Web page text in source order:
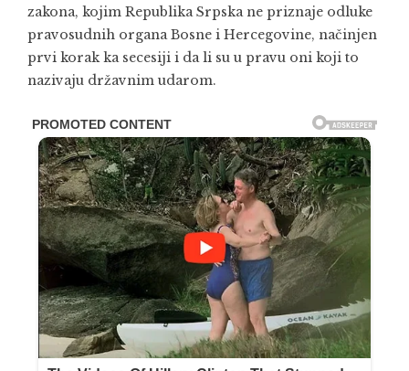
zakona, kojim Republika Srpska ne priznaje odluke
pravosudnih organa Bosne i Hercegovine, načinjen
prvi korak ka secesiji i da li su u pravu oni koji to
nazivaju državnim udarom.